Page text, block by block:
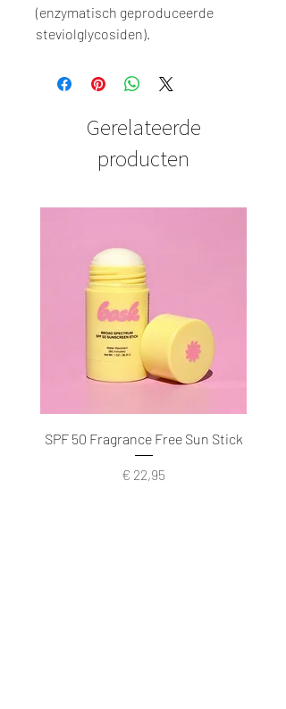
(enzymatisch geproduceerde
steviolglycosiden).
Gerelateerde
producten
SPF 50 Fragrance Free Sun Stick
Prijs
€ 22,95